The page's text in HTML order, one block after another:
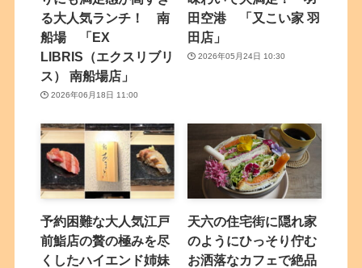
る大人気ランチ！ 南
船場 「EX
LIBRIS（エクスリブリ
ス） 南船場店」
2026年06月18日 11:00
田空港 「又こい家 羽
田店」
2026年05月24日 10:30
予約困難な大人気江戸
前鮨店の贅の極みを尽
くしたハイエンド姉妹
天六の住宅街に隠れ家
のようにひっそり佇む
お洒落なカフェで絶品